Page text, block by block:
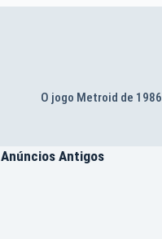
O jogo Metroid de 1986
Anúncios Antigos